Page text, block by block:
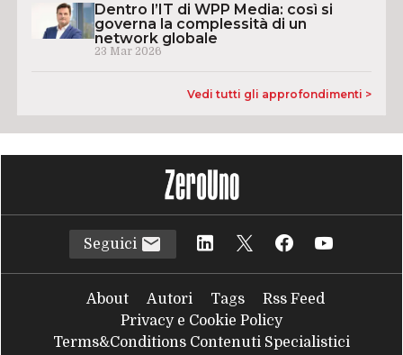
Dentro l’IT di WPP Media: così si
governa la complessità di un
network globale
23 Mar 2026
Vedi tutti gli approfondimenti >
Seguici
About Autori Tags
Rss Feed
Privacy e Cookie Policy
Terms&Conditions Contenuti Specialistici